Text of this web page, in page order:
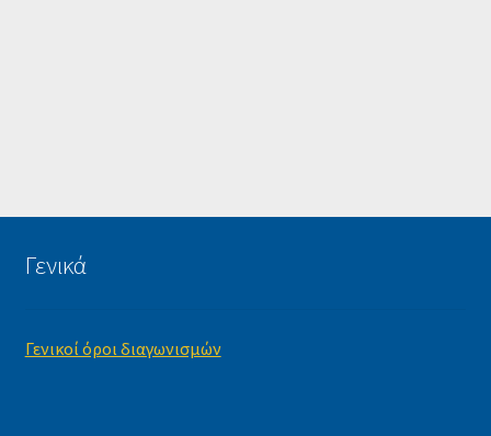
Γενικά
Γενικοί όροι διαγωνισμών